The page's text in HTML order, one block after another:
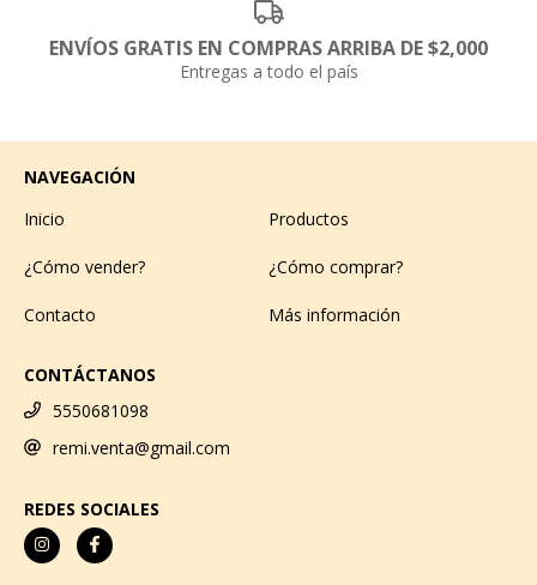
ENVÍOS GRATIS EN COMPRAS ARRIBA DE $2,000
Entregas a todo el país
NAVEGACIÓN
Inicio
Productos
¿Cómo vender? ¿Cómo comprar?
Contacto Más información
CONTÁCTANOS
5550681098
remi.venta@gmail.com
REDES SOCIALES